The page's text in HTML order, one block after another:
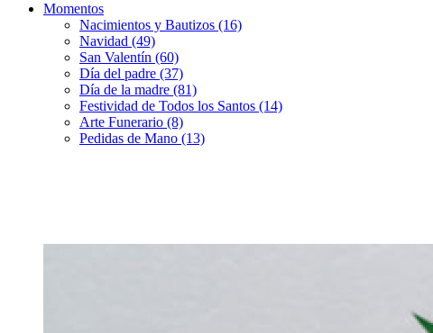
Momentos
Nacimientos y Bautizos (16)
Navidad (49)
San Valentín (60)
Día del padre (37)
Día de la madre (81)
Festividad de Todos los Santos (14)
Arte Funerario (8)
Pedidas de Mano (13)